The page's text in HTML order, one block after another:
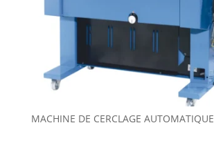
MACHINE DE CERCLAGE AUTOMATIQUE